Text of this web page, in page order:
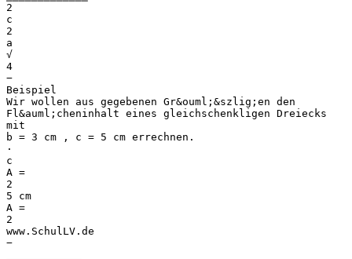
2
c
2
a
√
4
−
Beispiel
Wir wollen aus gegebenen Gr&ouml;&szlig;en den
Fl&auml;cheninhalt eines gleichschenkligen Dreiecks
mit
b = 3 cm , c = 5 cm errechnen.
⋅
c
A =
2
5 cm
A =
2
www.SchulLV.de
−